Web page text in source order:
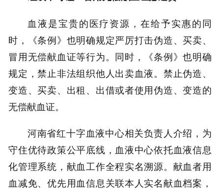
血液是宝贵的医疗资源，在给予实惠的同
时，《条例》也明确规定严厉打击伪造、买卖、
冒用无偿献血证等行为。同时，《条例》也明确
规定，禁止非法组织他人出卖血液。禁止伪造、
变造、买卖、出租、出借或者使用伪造、变造的
无偿献血证。
河南省红十字血液中心相关负责人介绍，为
守住优待政策公平底线，血液中心依托血液信息
化管理系统，献血工作全程实名溯源。献血者用
血减免、优先用血信息关联本人实名献血档案，